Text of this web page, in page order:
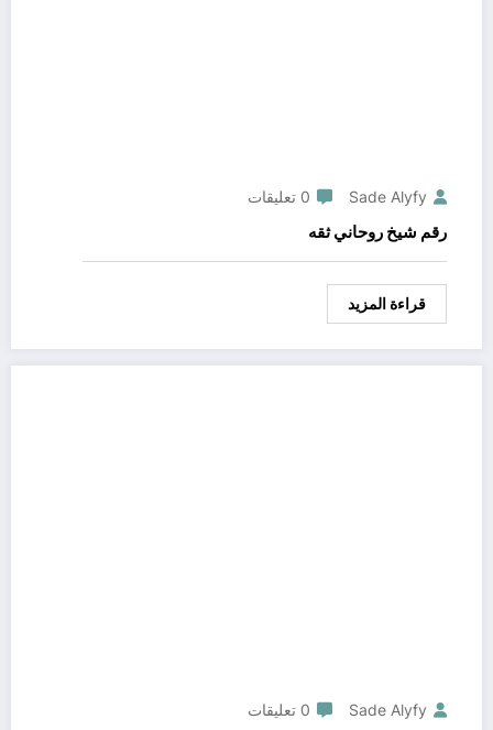
Sade Alyfy 0 تعليقات
رقم شيخ روحاني ثقه
قراءة المزيد
Sade Alyfy 0 تعليقات